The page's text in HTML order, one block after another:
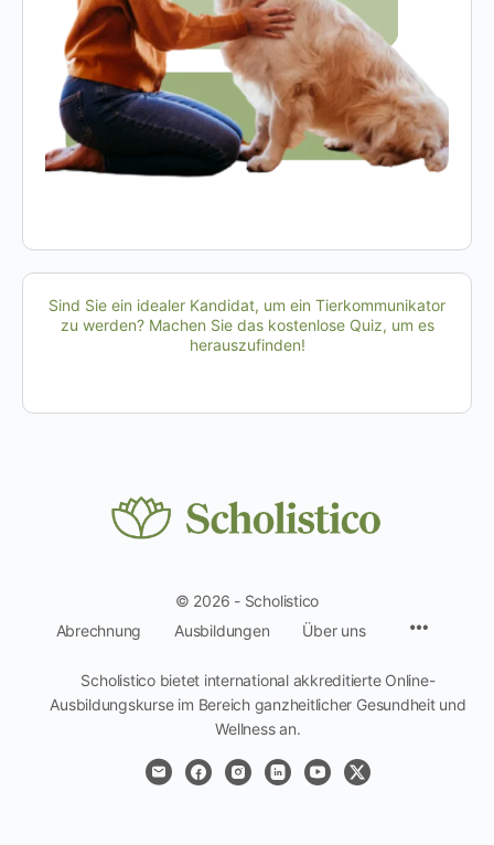
Sind Sie ein idealer Kandidat, um ein Tierkommunikator
zu werden? Machen Sie das kostenlose Quiz, um es
herauszufinden!
© 2026 - Scholistico
Abrechnung
Ausbildungen Über uns
Scholistico bietet international akkreditierte Online-
Ausbildungskurse im Bereich ganzheitlicher Gesundheit und
Wellness an.